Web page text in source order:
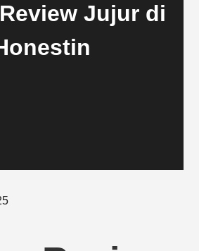
Jujur di